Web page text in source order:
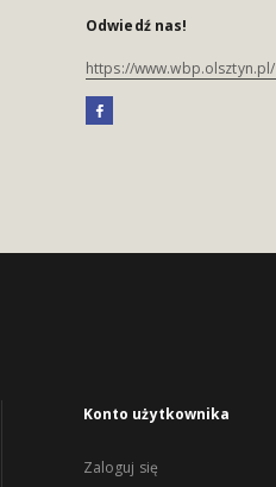
Odwiedź nas!
https://www.wbp.olsztyn.pl/
Konto użytkownika
Zaloguj się